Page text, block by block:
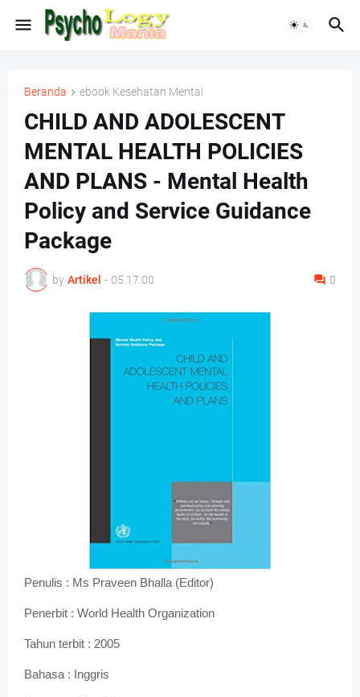
Beranda ebook Kesehatan Mental
CHILD AND ADOLESCENT
MENTAL HEALTH POLICIES
AND PLANS - Mental Health
Policy and Service Guidance
Package
by Artikel - 05.17.00 0
Penulis : Ms Praveen Bhalla (Editor)
Penerbit : World Health Organization
Tahun terbit : 2005
Bahasa : Inggris